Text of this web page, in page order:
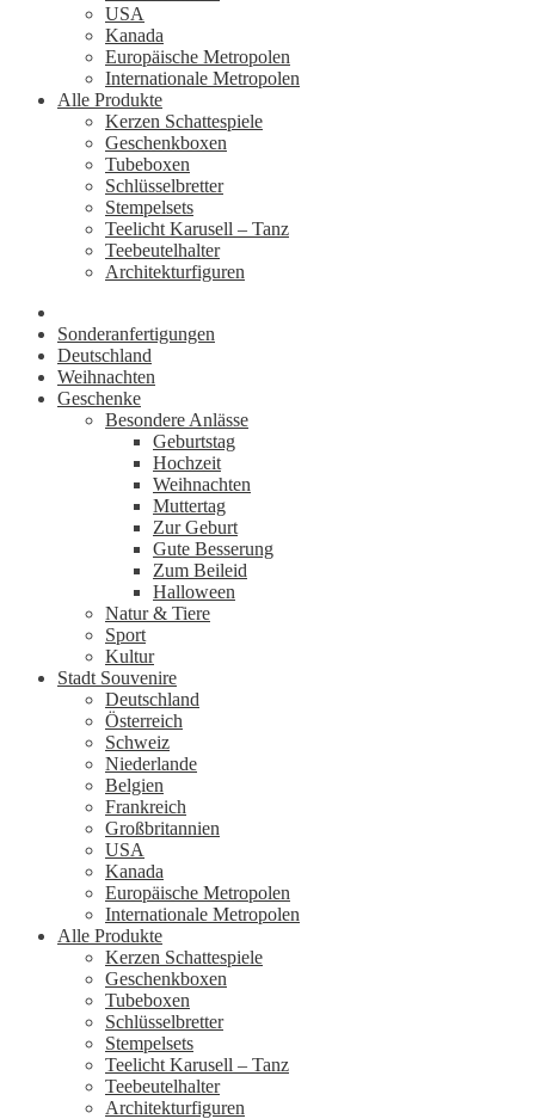
USA
Kanada
Europäische Metropolen
Internationale Metropolen
Alle Produkte
Kerzen Schattespiele
Geschenkboxen
Tubeboxen
Schlüsselbretter
Stempelsets
Teelicht Karusell – Tanz
Teebeutelhalter
Architekturfiguren
Sonderanfertigungen
Deutschland
Weihnachten
Geschenke
Besondere Anlässe
Geburtstag
Hochzeit
Weihnachten
Muttertag
Zur Geburt
Gute Besserung
Zum Beileid
Halloween
Natur & Tiere
Sport
Kultur
Stadt Souvenire
Deutschland
Österreich
Schweiz
Niederlande
Belgien
Frankreich
Großbritannien
USA
Kanada
Europäische Metropolen
Internationale Metropolen
Alle Produkte
Kerzen Schattespiele
Geschenkboxen
Tubeboxen
Schlüsselbretter
Stempelsets
Teelicht Karusell – Tanz
Teebeutelhalter
Architekturfiguren